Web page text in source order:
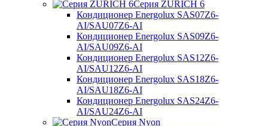
Серия ZURICH 6
Кондиционер Energolux SAS07Z6-
AI/SAU07Z6-AI
Кондиционер Energolux SAS09Z6-
AI/SAU09Z6-AI
Кондиционер Energolux SAS12Z6-
AI/SAU12Z6-AI
Кондиционер Energolux SAS18Z6-
AI/SAU18Z6-AI
Кондиционер Energolux SAS24Z6-
AI/SAU24Z6-AI
Серия Nyon